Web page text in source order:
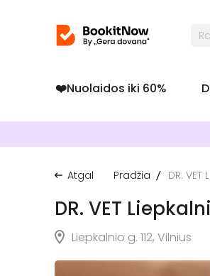
❤️️Nuolaidos iki 60%
Atgal Pradžia DR.
DR. VET
Liepkalnio g. 112, Vilnius